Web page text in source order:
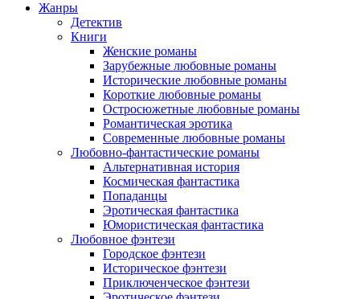
Жанры
Детектив
Книги
Женские романы
Зарубежные любовные романы
Исторические любовные романы
Короткие любовные романы
Остросюжетные любовные романы
Романтическая эротика
Современные любовные романы
Любовно-фантастические романы
Альтернативная история
Космическая фантастика
Попаданцы
Эротическая фантастика
Юмористическая фантастика
Любовное фэнтези
Городское фэнтези
Историческое фэнтези
Приключенческое фэнтези